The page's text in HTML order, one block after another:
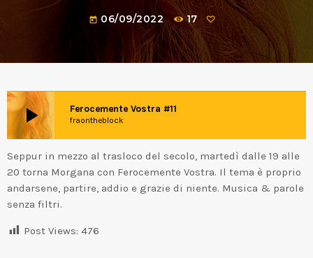
today 06/09/2022 17
play_arrow Ferocemente Vostra #11
fraontheblock
Seppur in mezzo al trasloco del secolo, martedì dalle 19 alle
20 torna Morgana con Ferocemente Vostra. Il tema è proprio
andarsene, partire, addio e grazie di niente. Musica & parole
senza filtri.
Post Views: 476